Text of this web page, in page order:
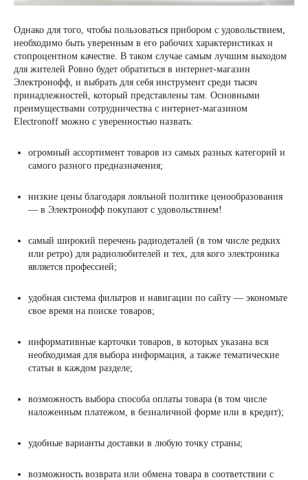
Однако для того, чтобы пользоваться прибором с удовольствием,
необходимо быть уверенным в его рабочих характеристиках и
стопроцентном качестве. В таком случае самым лучшим выходом
для жителей Ровно будет обратиться в интернет-магазин
Электронофф, и выбрать для себя инструмент среди тысяч
принадлежностей, который представлены там. Основными
преимуществами сотрудничества с интернет-магазином
Electronoff можно с уверенностью назвать:
огромный ассортимент товаров из самых разных категорий и
самого разного предназначения;
низкие цены благодаря лояльной политике ценообразования
— в Электронофф покупают с удовольствием!
самый широкий перечень радиодеталей (в том числе редких
или ретро) для радиолюбителей и тех, для кого электроника
является профессией;
удобная система фильтров и навигации по сайту — экономьте
свое время на поиске товаров;
информативные карточки товаров, в которых указана вся
необходимая для выбора информация, а также тематические
статьи в каждом разделе;
возможность выбора способа оплаты товара (в том числе
наложенным платежом, в безналичной форме или в кредит);
удобные варианты доставки в любую точку страны;
возможность возврата или обмена товара в соответствии с